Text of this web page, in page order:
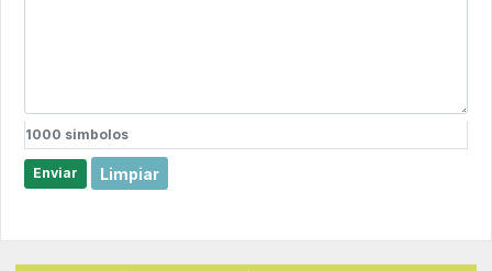
1000 simbolos
Enviar Limpiar